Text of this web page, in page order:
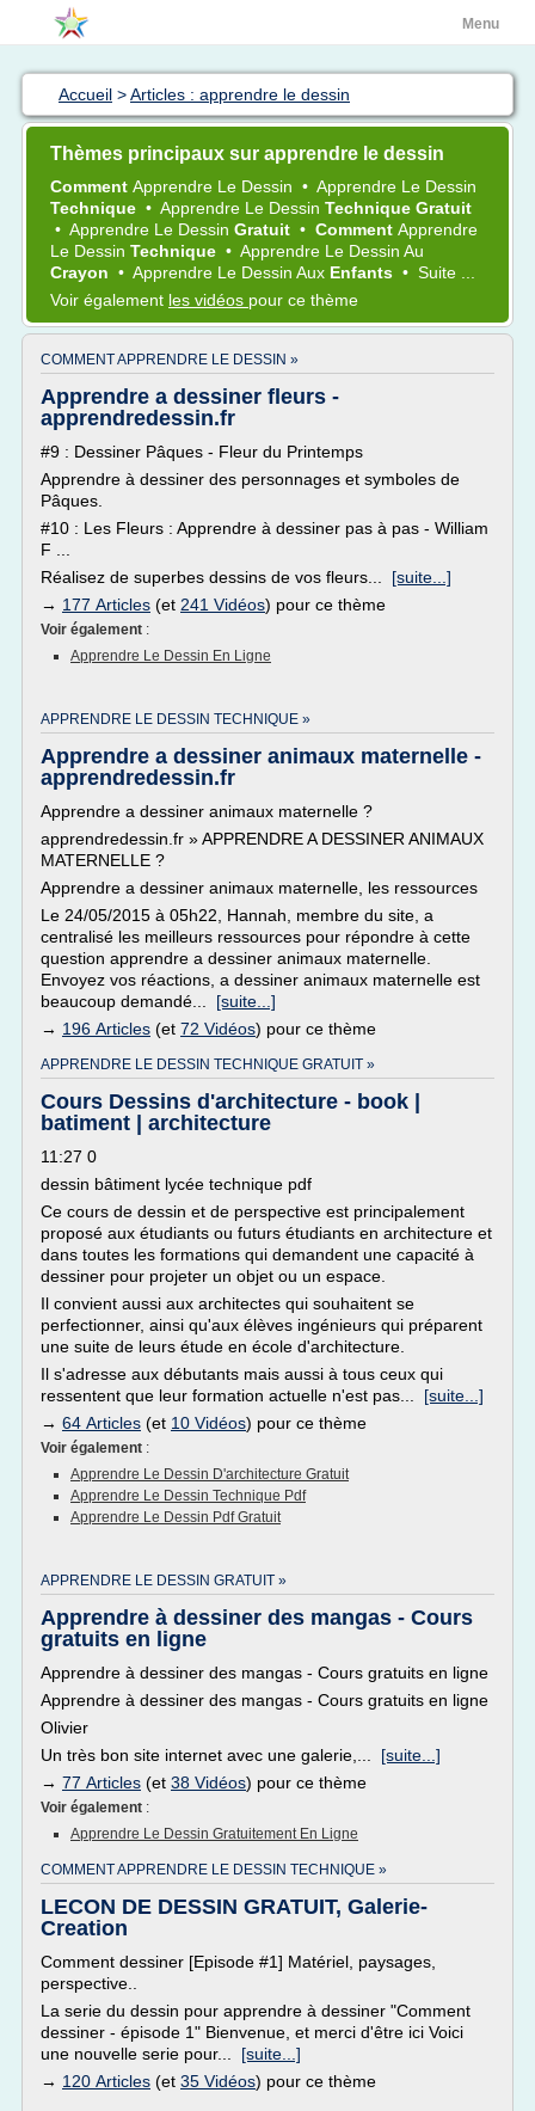
Menu
Accueil >Articles : apprendre le dessin
Thèmes principaux sur apprendre le dessin
Comment Apprendre Le Dessin • Apprendre Le Dessin
Technique • Apprendre Le Dessin Technique Gratuit
• Apprendre Le Dessin Gratuit • Comment Apprendre
Le Dessin Technique • Apprendre Le Dessin Au
Crayon • Apprendre Le Dessin Aux Enfants • Suite ...
Voir également les vidéos pour ce thème
COMMENT APPRENDRE LE DESSIN »
Apprendre a dessiner fleurs -
apprendredessin.fr
#9 : Dessiner Pâques - Fleur du Printemps
Apprendre à dessiner des personnages et symboles de
Pâques.
#10 : Les Fleurs : Apprendre à dessiner pas à pas - William
F ...
Réalisez de superbes dessins de vos fleurs... [suite...]
→ 177 Articles (et 241 Vidéos) pour ce thème
Voir également :
Apprendre Le Dessin En Ligne
APPRENDRE LE DESSIN TECHNIQUE »
Apprendre a dessiner animaux maternelle -
apprendredessin.fr
Apprendre a dessiner animaux maternelle ?
apprendredessin.fr » APPRENDRE A DESSINER ANIMAUX
MATERNELLE ?
Apprendre a dessiner animaux maternelle, les ressources
Le 24/05/2015 à 05h22, Hannah, membre du site, a
centralisé les meilleurs ressources pour répondre à cette
question apprendre a dessiner animaux maternelle.
Envoyez vos réactions, a dessiner animaux maternelle est
beaucoup demandé... [suite...]
→ 196 Articles (et 72 Vidéos) pour ce thème
APPRENDRE LE DESSIN TECHNIQUE GRATUIT »
Cours Dessins d'architecture - book |
batiment | architecture
11:27 0
dessin bâtiment lycée technique pdf
Ce cours de dessin et de perspective est principalement
proposé aux étudiants ou futurs étudiants en architecture et
dans toutes les formations qui demandent une capacité à
dessiner pour projeter un objet ou un espace.
Il convient aussi aux architectes qui souhaitent se
perfectionner, ainsi qu'aux élèves ingénieurs qui préparent
une suite de leurs étude en école d'architecture.
Il s'adresse aux débutants mais aussi à tous ceux qui
ressentent que leur formation actuelle n'est pas... [suite...]
→ 64 Articles (et 10 Vidéos) pour ce thème
Voir également :
Apprendre Le Dessin D'architecture Gratuit
Apprendre Le Dessin Technique Pdf
Apprendre Le Dessin Pdf Gratuit
APPRENDRE LE DESSIN GRATUIT »
Apprendre à dessiner des mangas - Cours
gratuits en ligne
Apprendre à dessiner des mangas - Cours gratuits en ligne
Apprendre à dessiner des mangas - Cours gratuits en ligne
Olivier
Un très bon site internet avec une galerie,... [suite...]
→ 77 Articles (et 38 Vidéos) pour ce thème
Voir également :
Apprendre Le Dessin Gratuitement En Ligne
COMMENT APPRENDRE LE DESSIN TECHNIQUE »
LECON DE DESSIN GRATUIT, Galerie-
Creation
Comment dessiner [Episode #1] Matériel, paysages,
perspective..
La serie du dessin pour apprendre à dessiner "Comment
dessiner - épisode 1" Bienvenue, et merci d'être ici Voici
une nouvelle serie pour... [suite...]
→ 120 Articles (et 35 Vidéos) pour ce thème